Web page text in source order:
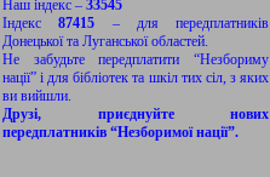
Наш індекс – 33545
Індекс87415 – для передплатників
Донецької та Луганської областей.
Не забудьте передплатити “Незбориму
нації” і для бібліотек та шкіл тих сіл, з яких
ви вийшли.
Друзі, приєднуйте нових
передплатників “Незборимої нації”.